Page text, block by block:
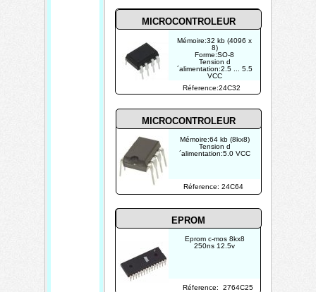
Réference: 24C64
Réference:24C32
Mémoire:64 kb (8kx8)
Tension d
´alimentation:5.0 VCC
Mémoire:32 kb (4096 x
8)
Forme:SO-8
Tension d
´alimentation:2.5 ... 5.5
VCC
MICROCONTROLEUR
MICROCONTROLEUR
Eprom c-mos 8kx8
250ns 12.5v
Réference: 2764C25
EPROM